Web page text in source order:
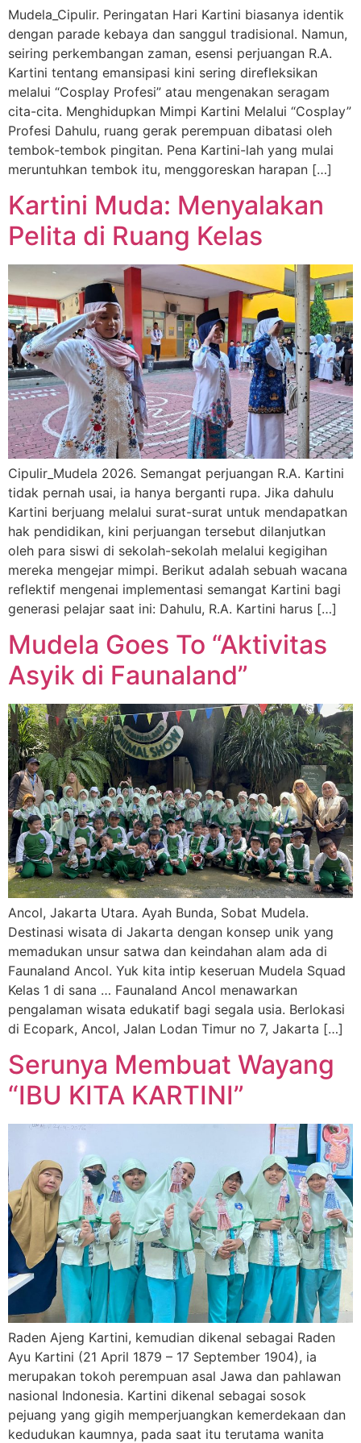
Mudela_Cipulir. Peringatan Hari Kartini biasanya identik
dengan parade kebaya dan sanggul tradisional. Namun,
seiring perkembangan zaman, esensi perjuangan R.A.
Kartini tentang emansipasi kini sering direfleksikan
melalui “Cosplay Profesi” atau mengenakan seragam
cita-cita. Menghidupkan Mimpi Kartini Melalui “Cosplay”
Profesi Dahulu, ruang gerak perempuan dibatasi oleh
tembok-tembok pingitan. Pena Kartini-lah yang mulai
meruntuhkan tembok itu, menggoreskan harapan […]
Kartini Muda: Menyalakan
Pelita di Ruang Kelas
Cipulir_Mudela 2026. Semangat perjuangan R.A. Kartini
tidak pernah usai, ia hanya berganti rupa. Jika dahulu
Kartini berjuang melalui surat-surat untuk mendapatkan
hak pendidikan, kini perjuangan tersebut dilanjutkan
oleh para siswi di sekolah-sekolah melalui kegigihan
mereka mengejar mimpi. Berikut adalah sebuah wacana
reflektif mengenai implementasi semangat Kartini bagi
generasi pelajar saat ini: Dahulu, R.A. Kartini harus […]
Mudela Goes To “Aktivitas
Asyik di Faunaland”
Ancol, Jakarta Utara. Ayah Bunda, Sobat Mudela.
Destinasi wisata di Jakarta dengan konsep unik yang
memadukan unsur satwa dan keindahan alam ada di
Faunaland Ancol. Yuk kita intip keseruan Mudela Squad
Kelas 1 di sana … Faunaland Ancol menawarkan
pengalaman wisata edukatif bagi segala usia. Berlokasi
di Ecopark, Ancol, Jalan Lodan Timur no 7, Jakarta […]
Serunya Membuat Wayang
“IBU KITA KARTINI”
Raden Ajeng Kartini, kemudian dikenal sebagai Raden
Ayu Kartini (21 April 1879 – 17 September 1904), ia
merupakan tokoh perempuan asal Jawa dan pahlawan
nasional Indonesia. Kartini dikenal sebagai sosok
pejuang yang gigih memperjuangkan kemerdekaan dan
kedudukan kaumnya, pada saat itu terutama wanita